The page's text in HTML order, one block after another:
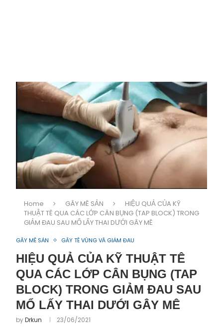
Home GÂY MÊ SẢN
HIỆU QUẢ CỦA KỸ
THUẬT TÊ QUA CÁC LỚP CÂN BỤNG (TAP BLOCK) TRONG
GIẢM ĐAU SAU MỔ LẤY THAI DƯỚI GÂY MÊ
GÂY MÊ SẢN GÂY TÊ VÙNG VÀ GIẢM ĐAU
HIỆU QUẢ CỦA KỸ THUẬT TÊ
QUA CÁC LỚP CÂN BỤNG (TAP
BLOCK) TRONG GIẢM ĐAU SAU
MỔ LẤY THAI DƯỚI GÂY MÊ
byDrkun 23/06/2021